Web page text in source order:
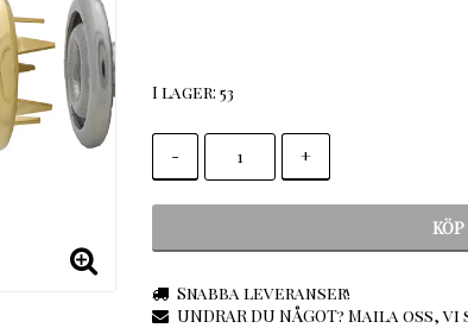
I lager: 53
- +
KÖP
Snabba leveranser!
UNDRAR DU NÅGOT? Maila oss,